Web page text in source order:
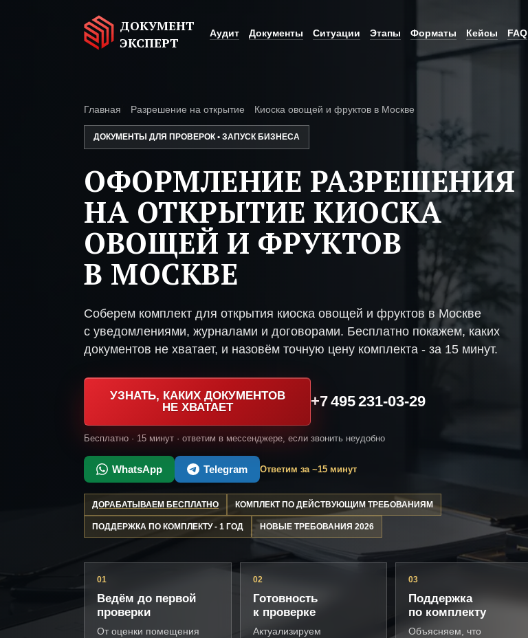
ДОКУМЕНТ
ЭКСПЕРТ
Аудит Документы Ситуации Этапы Форматы Кейсы FAQ
Главная Разрешение на открытие Киоска овощей и фруктов в Москве
ДОКУМЕНТЫ ДЛЯ ПРОВЕРОК • ЗАПУСК БИЗНЕСА
ОФОРМЛЕНИЕ РАЗРЕШЕНИЯ
НА ОТКРЫТИЕ КИОСКА
ОВОЩЕЙ И ФРУКТОВ
В МОСКВЕ
Соберем комплект для открытия киоска овощей и фруктов в Москве
с уведомлениями, журналами и договорами. Бесплатно покажем, каких
документов не хватает, и назовём точную цену комплекта - за 15 минут.
УЗНАТЬ, КАКИХ ДОКУМЕНТОВ
НЕ ХВАТАЕТ
+7 495 231-03-29
Бесплатно · 15 минут · ответим в мессенджере, если звонить неудобно
WhatsApp Telegram Ответим за ~15 минут
ДОРАБАТЫВАЕМ БЕСПЛАТНО КОМПЛЕКТ ПО ДЕЙСТВУЮЩИМ ТРЕБОВАНИЯМ
ПОДДЕРЖКА ПО КОМПЛЕКТУ - 1 ГОД НОВЫЕ ТРЕБОВАНИЯ 2026
01
Ведём до первой
проверки
От оценки помещения
02
Готовность
к проверке
Актуализируем
03
Поддержка
по комплекту
Объясняем, что